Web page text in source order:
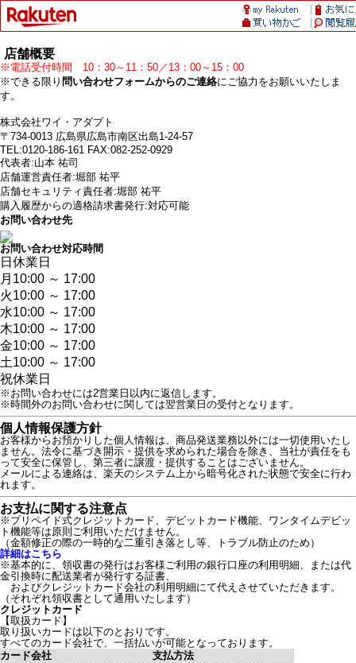
店舗概要
※電話受付時間 10：30～11：50／13：00～15：00
※できる限り 問い合わせフォームからのご連絡にご協力をお願いいたしま
す。
株式会社ワイ・アダプト
〒734-0013 広島県広島市南区出島1-24-57
TEL:0120-186-161 FAX:082-252-0929
代表者:山本 祐司
店舗運営責任者:堀部 祐平
店舗セキュリティ責任者:堀部 祐平
購入履歴からの適格請求書発行:対応可能
お問い合わせ先
お問い合わせ対応時間
日 休業日
月 10:00 ～ 17:00
火10:00 ～ 17:00
水10:00 ～ 17:00
木10:00 ～ 17:00
金10:00 ～ 17:00
土10:00 ～ 17:00
祝休業日
※お問い合わせには2営業日以内に返信します。
※時間外のお問い合わせに関しては翌営業日の受付となります。
個人情報保護方針
お客様からお預かりした個人情報は、商品発送業務以外には一切使用いたし
ません。法令に基づき開示・提供を求められた場合を除き、当社が責任をも
って安全に保管し、第三者に譲渡・提供することはございません。
メールによる連絡は、楽天のシステム上から暗号化された状態で安全に行わ
れます。
お支払に関する注意点
※プリペイド式クレジットカード、デビットカード機能、ワンタイムデビッ
ト機能等は原則ご利用いただけません。
（金額修正の際の一時的な二重引き落とし等、トラブル防止のため）
詳細はこちら
※基本的に、領収書の発行はお客様ご利用の銀行口座の利用明細、または代
金引換時に配送業者が発行する証書、
およびクレジットカード会社の利用明細にて代えさせていただきます。
（それぞれ領収書として通用いたします）
クレジットカード
【取扱カード】
取り扱いカードは以下のとおりです。
すべてのカード会社で、一括払いが可能となっております。
カード会社
支払方法